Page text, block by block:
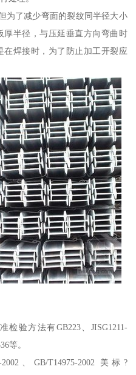
为了减少弯面的裂纹同半径大小
半径，与压延垂直方向弯曲时
焊接时，为了防止加工开裂应
验方法有GB223、JISG1211-
等。
、GB/T14975-2002 美标?